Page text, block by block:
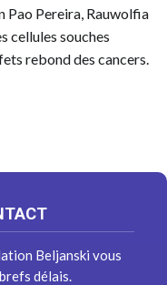
Pao Pereira, Rauwolfia
cellules souches
rebond des cancers.
Beljanski vous
délais.